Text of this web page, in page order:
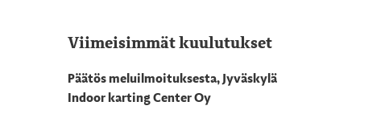
Viimeisimmät kuulutukset
Päätös meluilmoituksesta, Jyväskylä
Indoor karting Center Oy